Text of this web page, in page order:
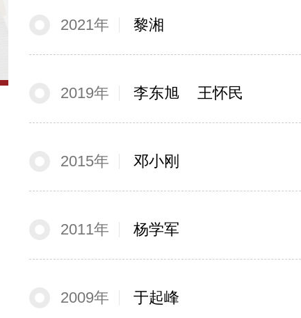
2021年 黎湘
2019年 李东旭 王怀民
2015年 邓小刚
2011年 杨学军
2009年 于起峰